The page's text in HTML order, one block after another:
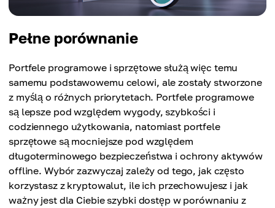
Pełne porównanie
Portfele programowe i sprzętowe służą więc temu
samemu podstawowemu celowi, ale zostały stworzone
z myślą o różnych priorytetach. Portfele programowe
są lepsze pod względem wygody, szybkości i
codziennego użytkowania, natomiast portfele
sprzętowe są mocniejsze pod względem
długoterminowego bezpieczeństwa i ochrony aktywów
offline. Wybór zazwyczaj zależy od tego, jak często
korzystasz z kryptowalut, ile ich przechowujesz i jak
ważny jest dla Ciebie szybki dostęp w porównaniu z